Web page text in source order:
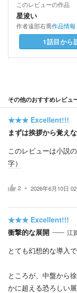
このレビューの作品
星浚い
作者遠部右喬作品情報
1話目から
その他のおすすめレビュ
★★★ Excellent!!!
まずは挨拶から覚え
このレビューは小説
字）
2 2026年6月10日
★★★ Excellent!!!
衝撃的な展開
江
とても幻想的な導入
ところが、中盤から
かに超える恐ろしい